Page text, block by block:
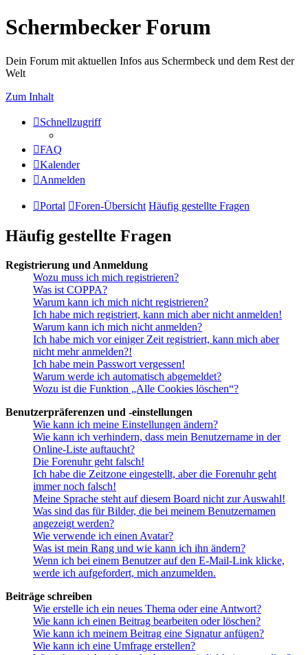
Schermbecker Forum
Dein Forum mit aktuellen Infos aus Schermbeck und dem Rest der
Welt
Zum Inhalt
Schnellzugriff
FAQ
Kalender
Anmelden
Portal Foren-Übersicht Häufig gestellte Fragen
Häufig gestellte Fragen
Registrierung und Anmeldung
Wozu muss ich mich registrieren?
Was ist COPPA?
Warum kann ich mich nicht registrieren?
Ich habe mich registriert, kann mich aber nicht anmelden!
Warum kann ich mich nicht anmelden?
Ich habe mich vor einiger Zeit registriert, kann mich aber
nicht mehr anmelden?!
Ich habe mein Passwort vergessen!
Warum werde ich automatisch abgemeldet?
Wozu ist die Funktion „Alle Cookies löschen“?
Benutzerpräferenzen und -einstellungen
Wie kann ich meine Einstellungen ändern?
Wie kann ich verhindern, dass mein Benutzername in der
Online-Liste auftaucht?
Die Forenuhr geht falsch!
Ich habe die Zeitzone eingestellt, aber die Forenuhr geht
immer noch falsch!
Meine Sprache steht auf diesem Board nicht zur Auswahl!
Was sind das für Bilder, die bei meinem Benutzernamen
angezeigt werden?
Wie verwende ich einen Avatar?
Was ist mein Rang und wie kann ich ihn ändern?
Wenn ich bei einem Benutzer auf den E-Mail-Link klicke,
werde ich aufgefordert, mich anzumelden.
Beiträge schreiben
Wie erstelle ich ein neues Thema oder eine Antwort?
Wie kann ich einen Beitrag bearbeiten oder löschen?
Wie kann ich meinem Beitrag eine Signatur anfügen?
Wie kann ich eine Umfrage erstellen?